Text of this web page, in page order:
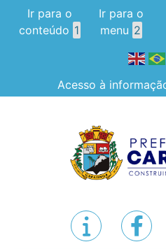
Ir para o
conteúdo 1
Ir para o
menu 2
Acesso à